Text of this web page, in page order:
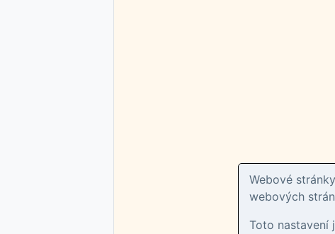
Webové
webových
Toto nastavení